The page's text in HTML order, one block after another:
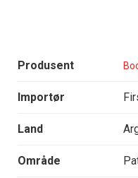
Produsent
Importør
Land
Område